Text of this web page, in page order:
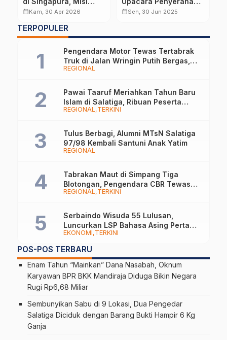
Diplomasi Maritim
calendar_monthKam, 30 Apr 2026
Jabatan dan Kenaikan
calendar_monthSen, 30 Jun 2025
TERPOPULER
REGIONAL
Pengendara Motor Tewas Tertabrak
Truk di Jalan Wringin Putih Bergas,
Begini Kronologinya
REGIONAL TERKINI
Pawai Taaruf Meriahkan Tahun Baru
Islam di Salatiga, Ribuan Peserta
Tampilkan Nuansa Religi dan Budaya
REGIONAL
Tulus Berbagi, Alumni MTsN Salatiga
97/98 Kembali Santuni Anak Yatim
REGIONAL TERKINI
Tabrakan Maut di Simpang Tiga
Blotongan, Pengendara CBR Tewas
Usai Dilarikan ke RS
EKONOMI TERKINI
Serbaindo Wisuda 55 Lulusan,
Luncurkan LSP Bahasa Asing Pertama
di Indonesia
POS-POS TERBARU
Enam Tahun “Mainkan” Dana Nasabah, Oknum
Karyawan BPR BKK Mandiraja Diduga Bikin Negara
Rugi Rp6,68 Miliar
Sembunyikan Sabu di 9 Lokasi, Dua Pengedar
Salatiga Diciduk dengan Barang Bukti Hampir 6 Kg
Ganja